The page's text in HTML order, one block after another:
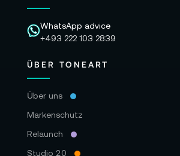
WhatsApp advice
+493 222 103 2839
ÜBER TONEART
Über uns
Markenschutz
Relaunch
Studio 2.0